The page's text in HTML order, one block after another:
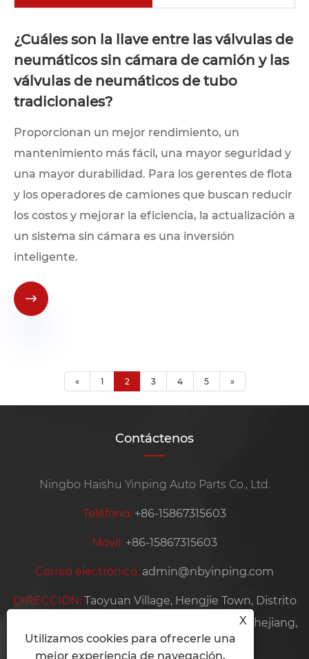
¿Cuáles son la llave entre las válvulas de
neumáticos sin cámara de camión y las
válvulas de neumáticos de tubo
tradicionales?
Proporcionan un mejor rendimiento, un
mantenimiento más fácil, una mayor seguridad y
una mayor durabilidad. Para los gerentes de flota
y los operadores de camiones que buscan reducir
los costos y mejorar la eficiencia, la actualización a
un sistema sin cámara es una inversión
inteligente.

« 1 2 3 4 5 »
Contáctenos
Ningbo Haishu Yinping Auto Parts Co., Ltd.
Teléfono: +86-15867315603
Móvil: +86-15867315603
Correo electrónico: admin@nbyinping.com
DIRECCIÓN: Taoyuan Village, Hengjie Town, Distrito
de Haishu, ciudad de Ningbo, provincia de Zhejiang,
China
X
Utilizamos cookies para ofrecerle una
mejor experiencia de navegación,